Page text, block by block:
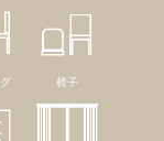
椅子